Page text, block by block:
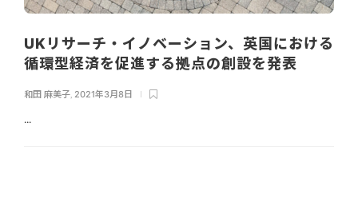
UKリサーチ・イノベーション、英国における
循環型経済を促進する拠点の創設を発表
和田 麻美子 2021年3月8日
...